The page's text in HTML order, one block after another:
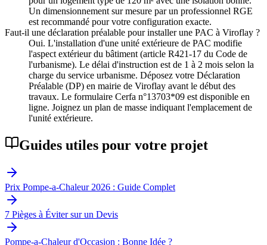
Un dimensionnement sur mesure par un professionnel RGE
est recommandé pour votre configuration exacte.
Faut-il une déclaration préalable pour installer une PAC à Viroflay ?
Oui. L'installation d'une unité extérieure de PAC modifie
l'aspect extérieur du bâtiment (article R421-17 du Code de
l'urbanisme). Le délai d'instruction est de 1 à 2 mois selon la
charge du service urbanisme. Déposez votre Déclaration
Préalable (DP) en mairie de Viroflay avant le début des
travaux. Le formulaire Cerfa n°13703*09 est disponible en
ligne. Joignez un plan de masse indiquant l'emplacement de
l'unité extérieure.
Guides utiles pour votre projet
Prix Pompe-a-Chaleur 2026 : Guide Complet
7 Pièges à Éviter sur un Devis
Pompe-a-Chaleur d'Occasion : Bonne Idée ?